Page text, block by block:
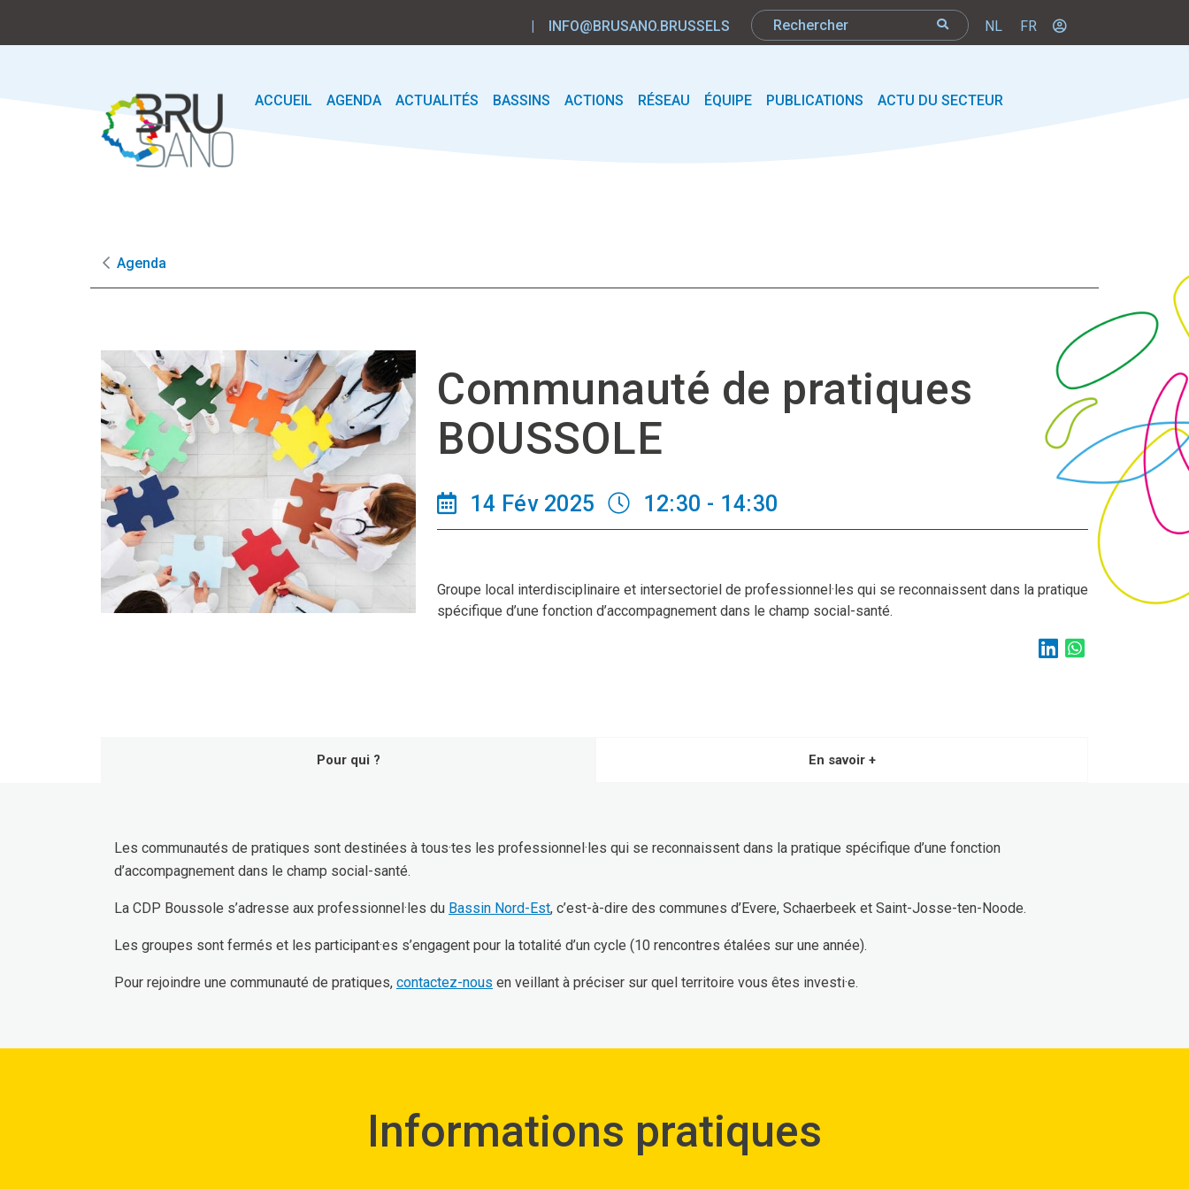
| INFO@BRUSANO.BRUSSELS NL FR
ACCUEIL AGENDA ACTUALITÉS BASSINS ACTIONS RÉSEAU ÉQUIPE PUBLICATIONS ACTU DU SECTEUR
Agenda
Communauté de pratiques
BOUSSOLE
14 Fév 2025 12:30 - 14:30
Groupe local interdisciplinaire et intersectoriel de professionnel·les qui se reconnaissent dans la pratique
spécifique d’une fonction d’accompagnement dans le champ social-santé.
Pour qui ? En savoir +
Les communautés de pratiques sont destinées à tous·tes les professionnel·les qui se reconnaissent dans la pratique spécifique d’une fonction
d’accompagnement dans le champ social-santé.
La CDP Boussole s’adresse aux professionnel·les du Bassin Nord-Est, c’est-à-dire des communes d’Evere, Schaerbeek et Saint-Josse-ten-Noode.
Les groupes sont fermés et les participant·es s’engagent pour la totalité d’un cycle (10 rencontres étalées sur une année).
Pour rejoindre une communauté de pratiques, contactez-nous en veillant à préciser sur quel territoire vous êtes investi·e.
Informations pratiques